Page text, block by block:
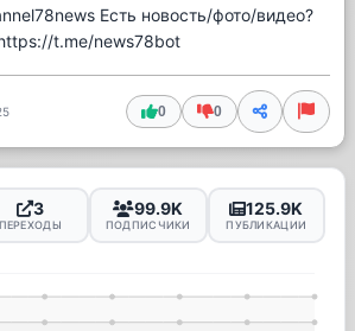
Есть новость/фото/видео?
t.me/news78bot
0 0
3
ПЕРЕХОДЫ
99.9K
ПОДПИСЧИКИ
125.9K
ПУБЛИКАЦИИ